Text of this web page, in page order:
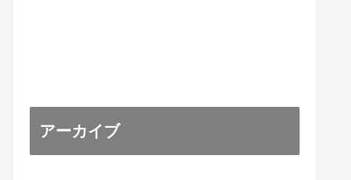
アーカイブ